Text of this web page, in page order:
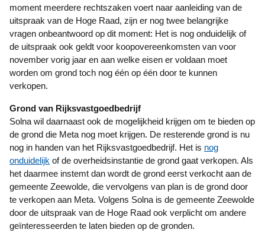
moment meerdere rechtszaken voert naar aanleiding van de
uitspraak van de Hoge Raad, zijn er nog twee belangrijke
vragen onbeantwoord op dit moment: Het is nog onduidelijk of
de uitspraak ook geldt voor koopovereenkomsten van voor
november vorig jaar en aan welke eisen er voldaan moet
worden om grond toch nog één op één door te kunnen
verkopen.
Grond van Rijksvastgoedbedrijf
Solna wil daarnaast ook de mogelijkheid krijgen om te bieden op
de grond die Meta nog moet krijgen. De resterende grond is nu
nog in handen van het Rijksvastgoedbedrijf. Het is nog
onduidelijk of de overheidsinstantie de grond gaat verkopen. Als
het daarmee instemt dan wordt de grond eerst verkocht aan de
gemeente Zeewolde, die vervolgens van plan is de grond door
te verkopen aan Meta. Volgens Solna is de gemeente Zeewolde
door de uitspraak van de Hoge Raad ook verplicht om andere
geïnteresseerden te laten bieden op de gronden.